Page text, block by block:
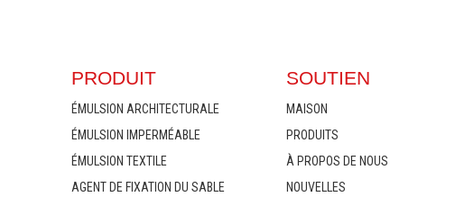
PRODUIT
ÉMULSION ARCHITECTURALE
ÉMULSION IMPERMÉABLE
ÉMULSION TEXTILE
AGENT DE FIXATION DU SABLE
SOUTIEN
MAISON
PRODUITS
À PROPOS DE NOUS
NOUVELLES